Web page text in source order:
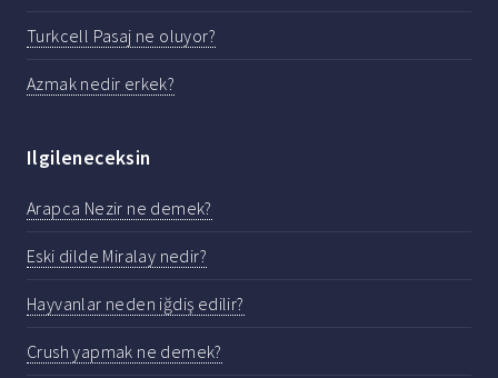
Turkcell Pasaj ne oluyor?
Azmak nedir erkek?
Ilgileneceksin
Arapca Nezir ne demek?
Eski dilde Miralay nedir?
Hayvanlar neden iğdiş edilir?
Crush yapmak ne demek?